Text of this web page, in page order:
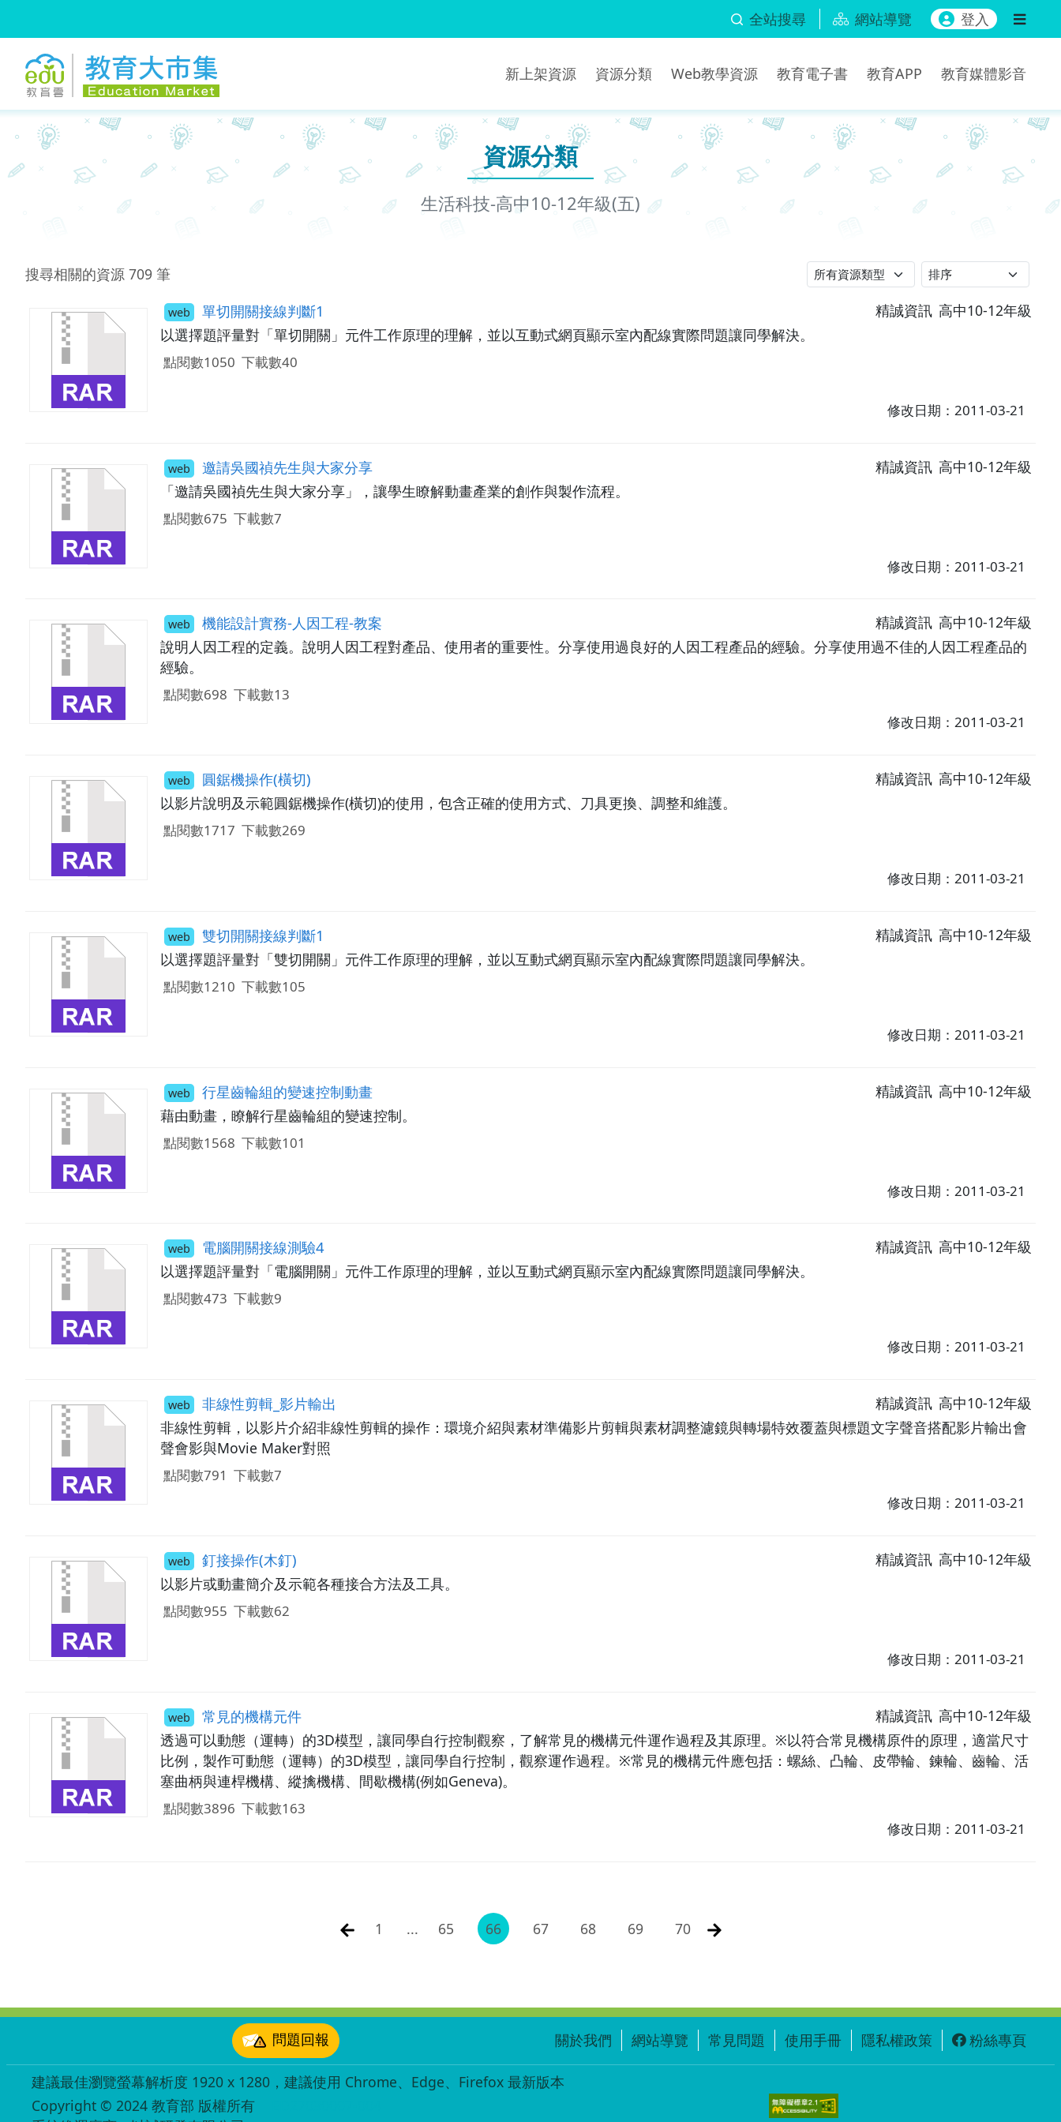
全站搜尋 網站導覽 登入
新上架資源 資源分類 Web教學資源 教育電子書 教育APP 教育媒體影音
資源分類
生活科技-高中10-12年級(五)
搜尋相關的資源 709 筆
web 單切開關接線判斷1 精誠資訊 高中10-12年級
以選擇題評量對「單切開關」元件工作原理的理解，並以互動式網頁顯示室內配線實際問題讓同學解決。
點閱數1050 下載數40
修改日期：2011-03-21
web 邀請吳國禎先生與大家分享 精誠資訊 高中10-12年級
「邀請吳國禎先生與大家分享」，讓學生瞭解動畫產業的創作與製作流程。
點閱數675 下載數7
修改日期：2011-03-21
web 機能設計實務-人因工程-教案 精誠資訊 高中10-12年級
說明人因工程的定義。說明人因工程對產品、使用者的重要性。分享使用過良好的人因工程產品的經驗。分享使用過不佳的人因工程產品的
經驗。
點閱數698 下載數13
修改日期：2011-03-21
web 圓鋸機操作(橫切) 精誠資訊 高中10-12年級
以影片說明及示範圓鋸機操作(橫切)的使用，包含正確的使用方式、刀具更換、調整和維護。
點閱數1717 下載數269
修改日期：2011-03-21
web 雙切開關接線判斷1 精誠資訊 高中10-12年級
以選擇題評量對「雙切開關」元件工作原理的理解，並以互動式網頁顯示室內配線實際問題讓同學解決。
點閱數1210 下載數105
修改日期：2011-03-21
web 行星齒輪組的變速控制動畫 精誠資訊 高中10-12年級
藉由動畫，瞭解行星齒輪組的變速控制。
點閱數1568 下載數101
修改日期：2011-03-21
web 電腦開關接線測驗4 精誠資訊 高中10-12年級
以選擇題評量對「電腦開關」元件工作原理的理解，並以互動式網頁顯示室內配線實際問題讓同學解決。
點閱數473 下載數9
修改日期：2011-03-21
web 非線性剪輯_影片輸出 精誠資訊 高中10-12年級
非線性剪輯，以影片介紹非線性剪輯的操作：環境介紹與素材準備影片剪輯與素材調整濾鏡與轉場特效覆蓋與標題文字聲音搭配影片輸出會
聲會影與Movie Maker對照
點閱數791 下載數7
修改日期：2011-03-21
web 釘接操作(木釘) 精誠資訊 高中10-12年級
以影片或動畫簡介及示範各種接合方法及工具。
點閱數955 下載數62
修改日期：2011-03-21
web 常見的機構元件 精誠資訊 高中10-12年級
透過可以動態（運轉）的3D模型，讓同學自行控制觀察，了解常見的機構元件運作過程及其原理。※以符合常見機構原件的原理，適當尺寸
比例，製作可動態（運轉）的3D模型，讓同學自行控制，觀察運作過程。※常見的機構元件應包括：螺絲、凸輪、皮帶輪、鍊輪、齒輪、活
塞曲柄與連桿機構、縱擒機構、間歇機構(例如Geneva)。
點閱數3896 下載數163
修改日期：2011-03-21
1 ... 65 66 67 68 69 70
問題回報 關於我們 網站導覽 常見問題 使用手冊 隱私權政策 粉絲專頁
建議最佳瀏覽螢幕解析度 1920 x 1280，建議使用 Chrome、Edge、Firefox 最新版本
Copyright © 2024 教育部 版權所有